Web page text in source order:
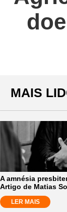
MAIS
A amnésia
Artigo de Matias
LER MAIS